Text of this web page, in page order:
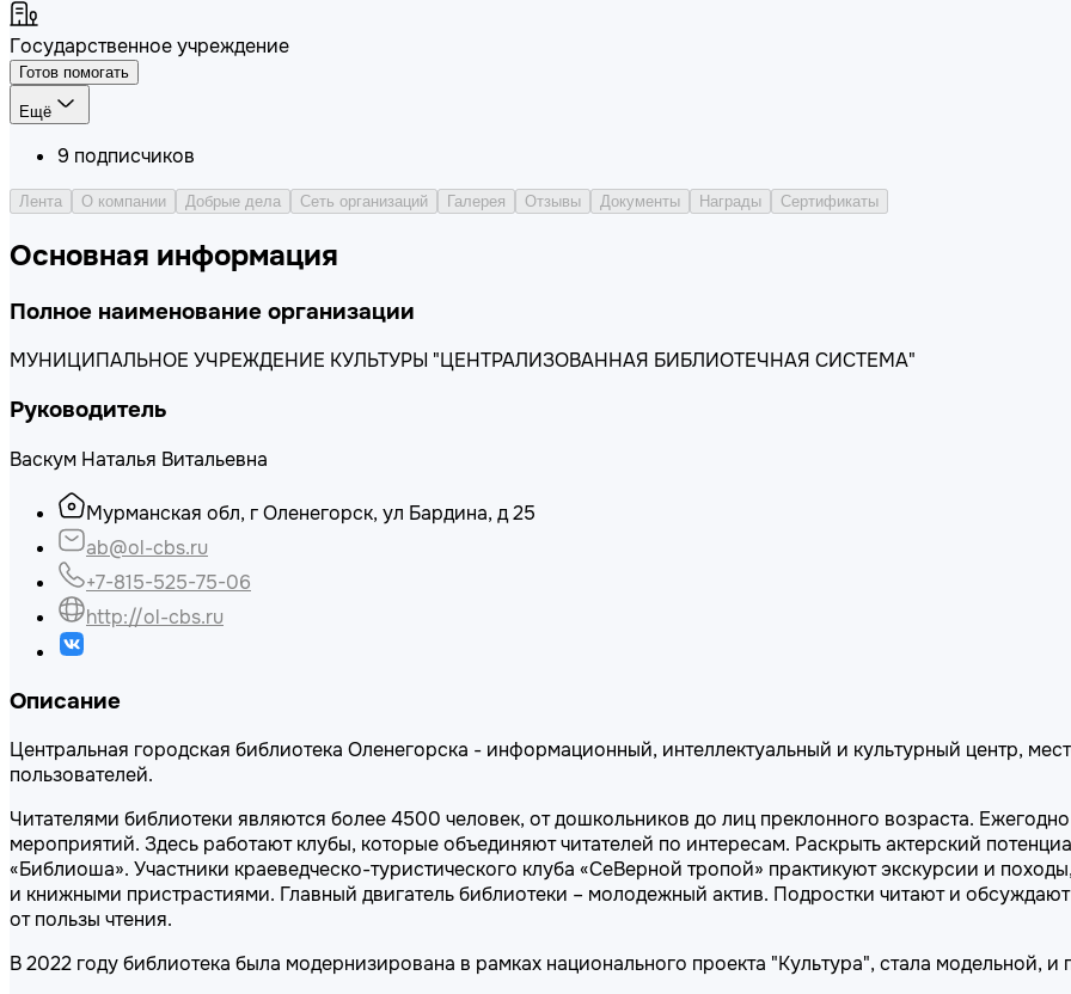
Государственное учреждение
Готов помогать
Ещё
9 подписчиков
Лента О компании Добрые дела Сеть организаций Галерея Отзывы Документы Награды Сертификаты
Основная информация
Полное наименование организации
МУНИЦИПАЛЬНОЕ УЧРЕЖДЕНИЕ КУЛЬТУРЫ "ЦЕНТРАЛИЗОВАННАЯ БИБЛИОТЕЧНАЯ СИСТЕМА"
Руководитель
Васкум Наталья Витальевна
Мурманская обл, г Оленегорск, ул Бардина, д 25
ab@ol-cbs.ru
+7-815-525-75-06
http://ol-cbs.ru
Описание
Центральная городская библиотека Оленегорска - информационный, интеллектуальный и культурный центр,
пользователей.
Читателями библиотеки являются более 4500 человек, от дошкольников до лиц преклонного возраста.
мероприятий. Здесь работают клубы, которые объединяют читателей по интересам. Раскрыть актерский
«Библиоша». Участники краеведческо-туристического клуба «СеВерной тропой» практикуют экскурсии и
и книжными пристрастиями. Главный двигатель библиотеки – молодежный актив. Подростки читают и
от пользы чтения.
В 2022 году библиотека была модернизирована в рамках национального проекта "Культура", стала модельной,